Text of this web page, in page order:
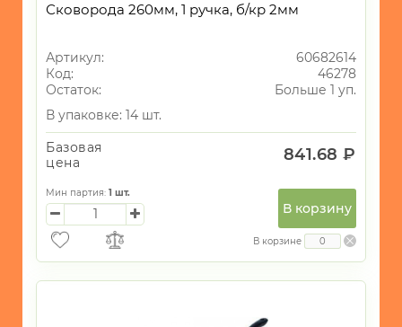
Сковорода 260мм, 1 ручка, б/кр 2мм
Артикул:
60682614
Код:
46278
Остаток:
Больше 1 уп.
В упаковке: 14 шт.
Базовая
цена
841.68 ₽
Мин партия: 1 шт.
В корзину
В корзине